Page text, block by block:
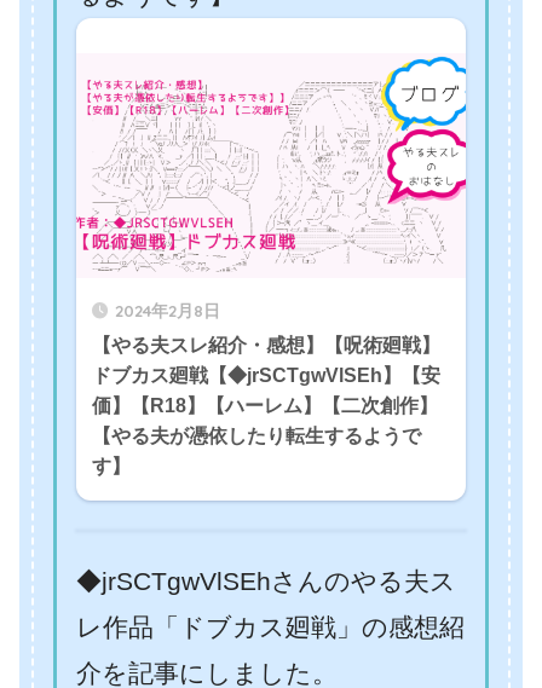
2024年2月8日
【やる夫スレ紹介・感想】【呪術廻戦】
ドブカス廻戦【◆jrSCTgwVlSEh】【安
価】【R18】【ハーレム】【二次創作】
【やる夫が憑依したり転生するようで
す】
◆jrSCTgwVlSEhさんのやる夫ス
レ作品「ドブカス廻戦」の感想紹
介を記事にしました。